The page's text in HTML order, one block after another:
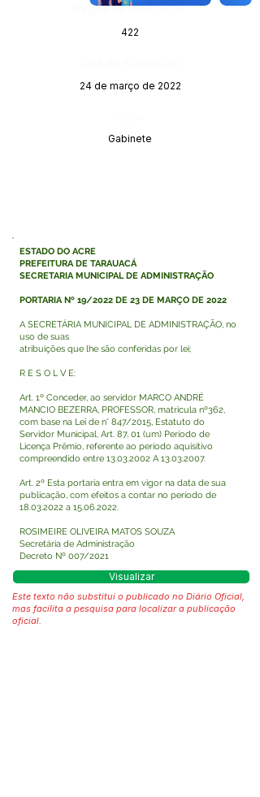
Página da Publicação:
422
24 de março de 2022
Gabinete
ESTADO DO ACRE
PREFEITURA DE TARAUACÁ
SECRETARIA MUNICIPAL DE ADMINISTRAÇÃO
PORTARIA Nº 19/2022 DE 23 DE MARÇO DE 2022
A SECRETÁRIA MUNICIPAL DE ADMINISTRAÇÃO, no
uso de suas
atribuições que lhe são conferidas por lei;
R E S O L V E:
Art. 1º Conceder, ao servidor MARCO ANDRÉ
MANCIO BEZERRA, PROFESSOR, matricula nº362,
com base na Lei de n° 847/2015, Estatuto do
Servidor Municipal, Art. 87, 01 (um) Período de
Licença Prêmio, referente ao período aquisitivo
compreendido entre 13.03.2002 A13.03.2007.
Art. 2º Esta portaria entra em vigor na data de sua
publicação, com efeitos a contar no período de
18.03.2022 a 15.06.2022.
ROSIMEIRE OLIVEIRA MATOS SOUZA
Secretária de Administração
Decreto Nº 007/2021
Visualizar
Este texto não substitui o publicado no Diário Oficial,
mas facilita a pesquisa para localizar a publicação
oficial.